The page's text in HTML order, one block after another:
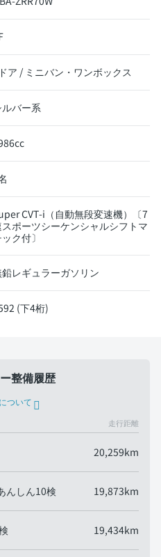
ア / ミニバン・ワンボックス
ルバー系
CVT-i（自動無段変速機）〔7
ポーツシーケンシャルシフトマ
ク付〕
レギュラーガソリン
(下4桁)
整備履歴
ついて
走行距離
20,259km
んしん10検 19,873km
19,434km